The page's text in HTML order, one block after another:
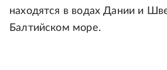
находятся в водах Дании и
Балтийском море.